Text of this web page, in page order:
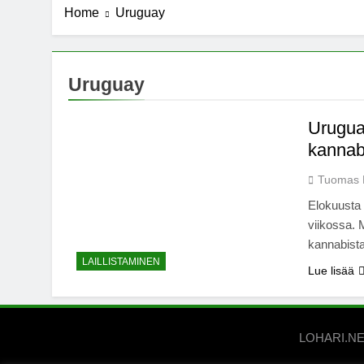
Michael J.
Meksiko
7 Years Ago
Home Uruguay
Uruguay
LAILLISTAMINEN
Tuomas
viikossa.
Lue lisää